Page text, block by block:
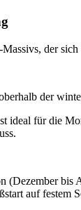
der
der
für die
auf festem